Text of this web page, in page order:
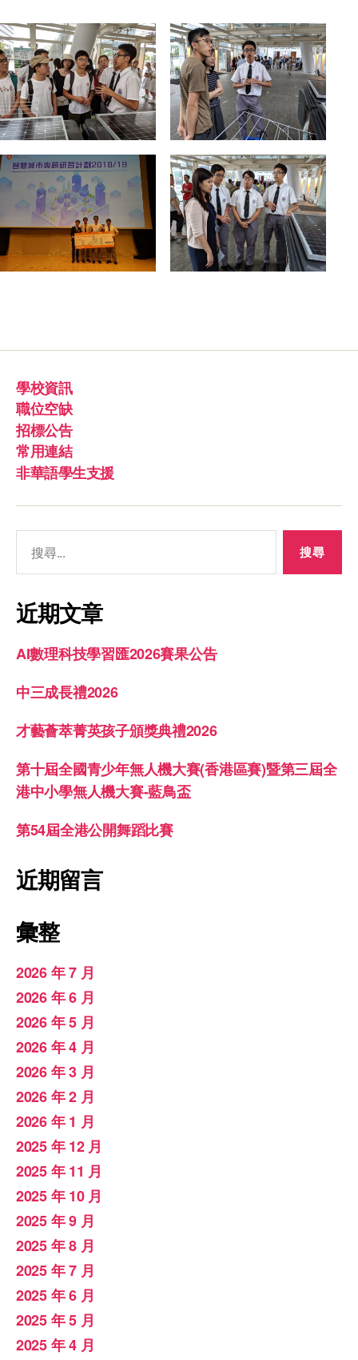
學校資訊
職位空缺
招標公告
常用連結
非華語學生支援
近期文章
AI數理科技學習匯2026賽果公告
中三成長禮2026
才藝薈萃菁英孩子頒獎典禮2026
第十屆全國青少年無人機大賽(香港區賽)暨第三屆全
港中小學無人機大賽-藍鳥盃
第54屆全港公開舞蹈比賽
近期留言
彙整
2026 年 7 月
2026 年 6 月
2026 年 5 月
2026 年 4 月
2026 年 3 月
2026 年 2 月
2026 年 1 月
2025 年 12 月
2025 年 11 月
2025 年 10 月
2025 年 9 月
2025 年 8 月
2025 年 7 月
2025 年 6 月
2025 年 5 月
2025 年 4 月